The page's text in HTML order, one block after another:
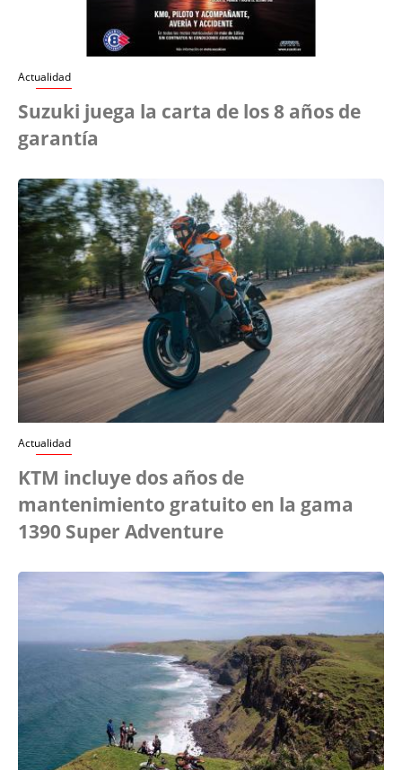
Actualidad
Suzuki juega la carta de los 8 años de
garantía
Actualidad
KTM incluye dos años de
mantenimiento gratuito en la gama
1390 Super Adventure